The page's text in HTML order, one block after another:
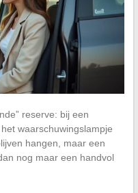
reserve: bij een
waarschuwingslampje
hangen, maar een
nog maar een handvol